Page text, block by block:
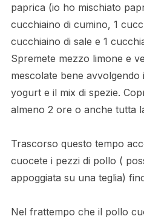
paprica (io ho mischiato
cucchiaino di cumino, 1
cucchiaino di sale e 1
Spremete mezzo limone e
mescolate bene
yogurt e il mix di spezie.
almeno 2 ore o anche tutta
Trascorso questo tempo
cuocete i pezzi di pollo (
appoggiata su una teglia)
Nel frattempo che il pollo